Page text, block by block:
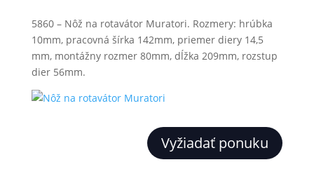
5860 – Nôž na rotavátor Muratori. Rozmery: hrúbka
10mm, pracovná šírka 142mm, priemer diery 14,5
mm, montážny rozmer 80mm, dĺžka 209mm, rozstup
dier 56mm.
Vyžiadať ponuku